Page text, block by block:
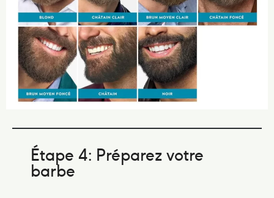
Étape 4: Préparez votre
barbe